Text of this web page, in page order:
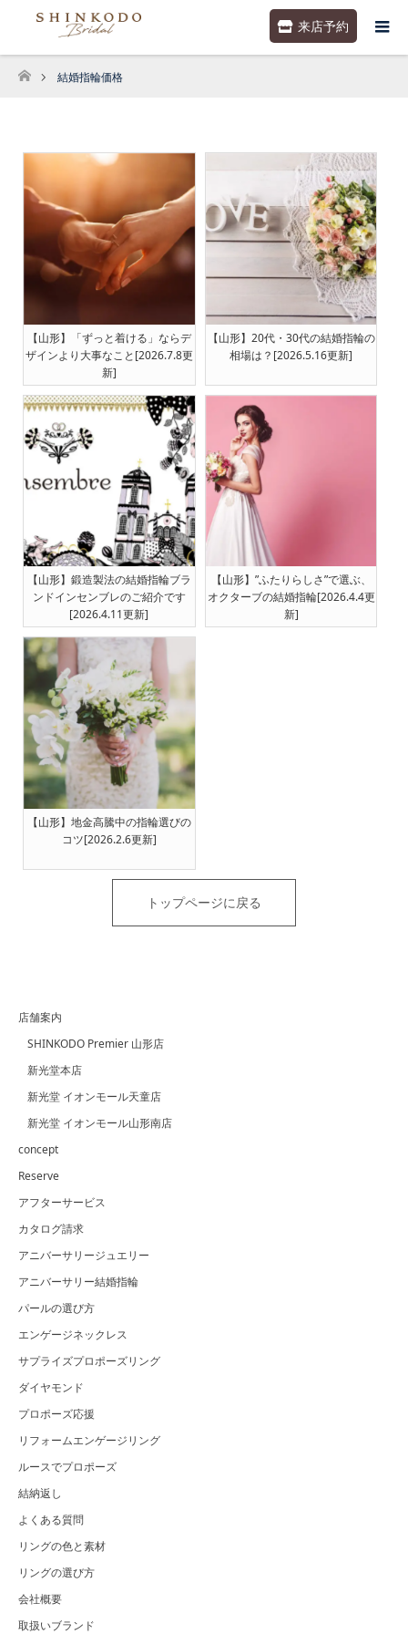
来店予約
ホーム
結婚指輪価格
【山形】「ずっと着ける」ならデ
ザインより大事なこと[2026.7.8更
新]
【山形】20代・30代の結婚指輪の
相場は？[2026.5.16更新]
【山形】鍛造製法の結婚指輪ブラ
ンドインセンブレのご紹介です
[2026.4.11更新]
【山形】”ふたりらしさ”で選ぶ、
オクターブの結婚指輪[2026.4.4更
新]
【山形】地金高騰中の指輪選びの
コツ[2026.2.6更新]
トップページに戻る
店舗案内
SHINKODO Premier 山形店
新光堂本店
新光堂 イオンモール天童店
新光堂 イオンモール山形南店
concept
Reserve
アフターサービス
カタログ請求
アニバーサリージュエリー
アニバーサリー結婚指輪
パールの選び方
エンゲージネックレス
サプライズプロポーズリング
ダイヤモンド
プロポーズ応援
リフォームエンゲージリング
ルースでプロポーズ
結納返し
よくある質問
リングの色と素材
リングの選び方
会社概要
取扱いブランド